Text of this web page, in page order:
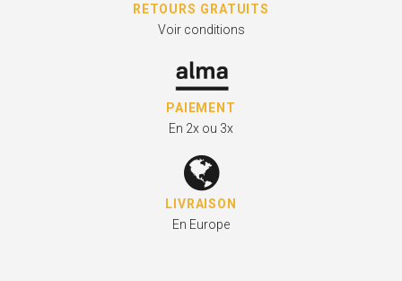
RETOURS GRATUITS
Voir conditions
PAIEMENT
En 2x ou 3x
LIVRAISON
En Europe